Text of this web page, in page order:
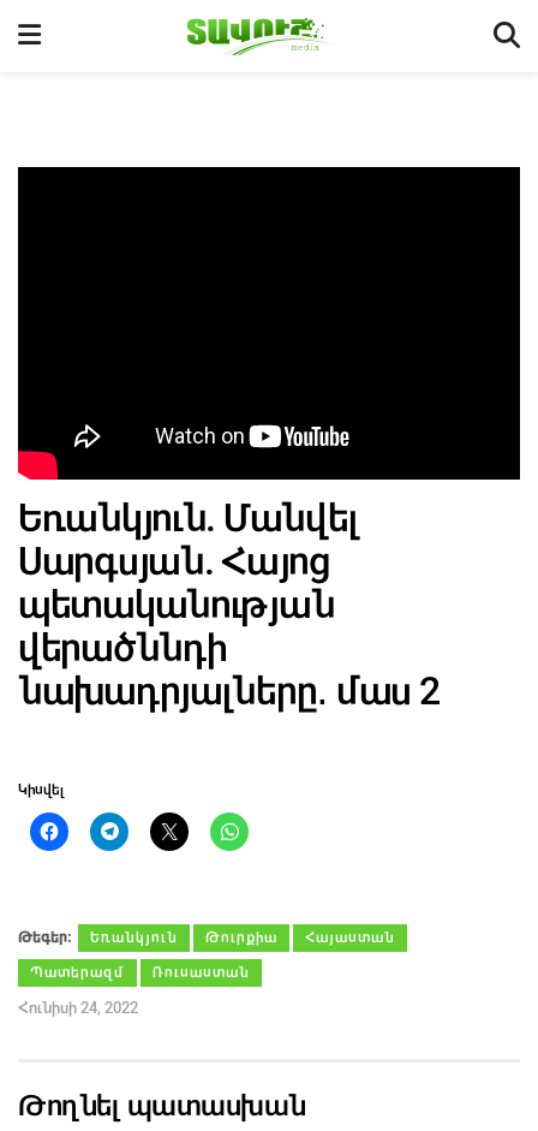
Եռանկյուն. Մանվել
Սարգսյան. Հայոց
պետականության
վերածննդի
նախադրյալները․ մաս 2
Կիսվել
Թեգեր։ Եռանկյուն Թուրքիա Հայաստան
Պատերազմ Ռուսաստան
Հունիսի 24, 2022
Թողնել պատասխան